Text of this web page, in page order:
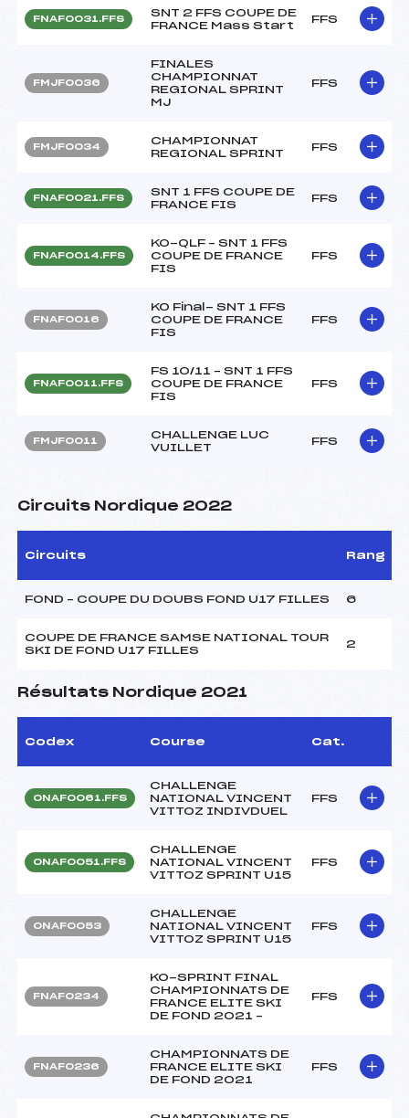
FNAF0031.FFS
SNT 2 FFS COUPE DE
FRANCE Mass Start
FFS
FMJF0036
FINALES
CHAMPIONNAT
REGIONAL SPRINT
MJ
FFS
FMJF0034
CHAMPIONNAT
REGIONAL SPRINT
FFS
FNAF0021.FFS
SNT 1 FFS COUPE DE
FRANCE FIS
FFS
FNAF0014.FFS
KO-QLF – SNT 1 FFS
COUPE DE FRANCE
FIS
FFS
FNAF0016
KO Final- SNT 1 FFS
COUPE DE FRANCE
FIS
FFS
FNAF0011.FFS
FS 10/11 – SNT 1 FFS
COUPE DE FRANCE
FIS
FFS
FMJF0011
CHALLENGE LUC
VUILLET
FFS
Circuits Nordique 2022
Circuits Rang
FOND – COUPE DU DOUBS FOND U17 FILLES 6
COUPE DE FRANCE SAMSE NATIONAL TOUR
SKI DE FOND U17 FILLES
2
Résultats Nordique 2021
Codex Course Cat.
ONAF0061.FFS
CHALLENGE
NATIONAL VINCENT
VITTOZ INDIVDUEL
FFS
ONAF0051.FFS
CHALLENGE
NATIONAL VINCENT
VITTOZ SPRINT U15
FFS
ONAF0053
CHALLENGE
NATIONAL VINCENT
VITTOZ SPRINT U15
FFS
FNAF0234
KO-SPRINT FINAL
CHAMPIONNATS DE
FRANCE ELITE SKI
DE FOND 2021 –
FFS
FNAF0236
CHAMPIONNATS DE
FRANCE ELITE SKI
DE FOND 2021
FFS